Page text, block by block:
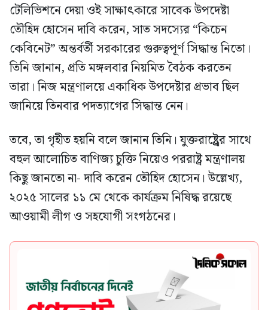
টেলিভিশনে দেয়া ওই সাক্ষাৎকারে সাবেক উপদেষ্টা
তৌহিদ হোসেন দাবি করেন, সাত সদস্যের “কিচেন
কেবিনেট” অন্তর্বর্তী সরকারের গুরুত্বপূর্ণ সিদ্ধান্ত নিতো।
তিনি জানান, প্রতি মঙ্গলবার নিয়মিত বৈঠক করতেন
তারা। নিজ মন্ত্রণালয়ে একাধিক উপদেষ্টার প্রভাব ছিল
জানিয়ে তিনবার পদত্যাগের সিদ্ধান্ত নেন।
তবে, তা গৃহীত হয়নি বলে জানান তিনি। যুক্তরাষ্ট্র্রের সাথে
বহুল আলোচিত বাণিজ্য চুক্তি নিয়েও পররাষ্ট্র মন্ত্রণালয়
কিছু জানতো না- দাবি করেন তৌহিদ হোসেন। উল্লেখ্য,
২০২৫ সালের ১১ মে থেকে কার্যক্রম নিষিদ্ধ রয়েছে
আওয়ামী লীগ ও সহযোগী সংগঠনের।